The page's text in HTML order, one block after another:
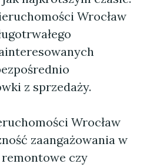
Wrocław
z sprzedaży.
Wrocław
zaangażowania w
czy